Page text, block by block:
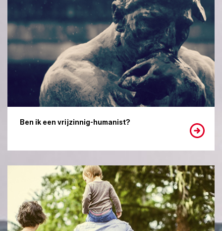
Ben ik een vrijzinnig-humanist?